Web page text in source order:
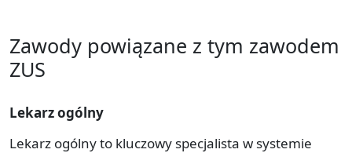
Zawody powiązane z tym zawodem
ZUS
Lekarz ogólny
Lekarz ogólny to kluczowy specjalista w systemie